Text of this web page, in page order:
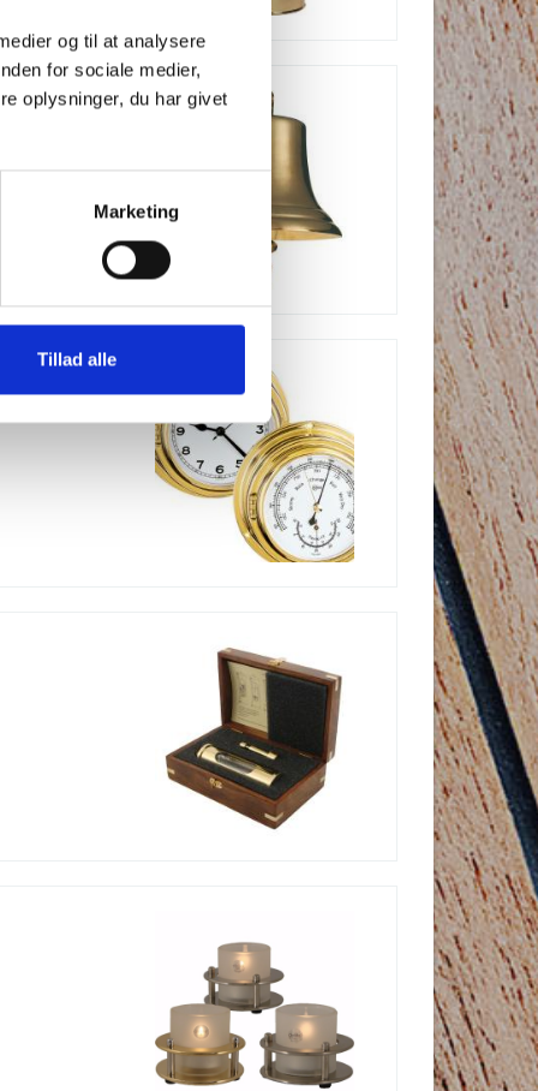
og til at analysere
for sociale medier,
oplysninger, du har givet
Marketing
Tillad alle